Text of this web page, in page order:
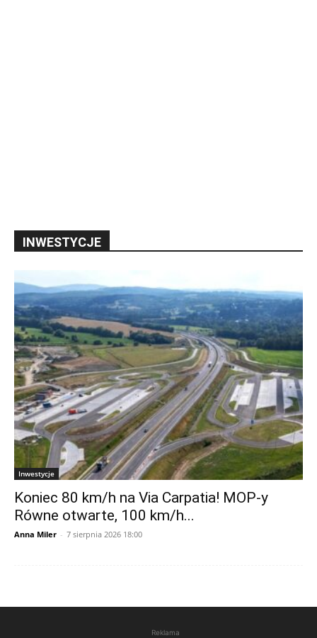
INWESTYCJE
Inwestycje
Koniec 80 km/h na Via Carpatia! MOP-y
Równe otwarte, 100 km/h...
Anna Miler - 7 sierpnia 2026 18:00
Reklama